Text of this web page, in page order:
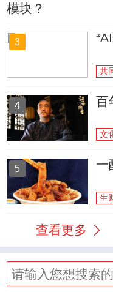
模块？
3
共
4 百
文
5 一
生
查看更多